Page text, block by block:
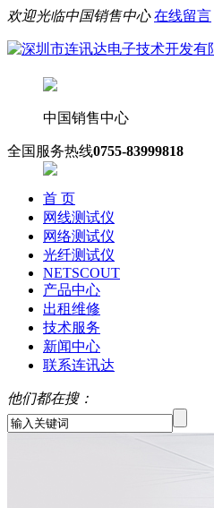
欢迎光临中国销售中心 在线留言
中国销售中心
全国服务热线0755-83999818
首 页
网线测试仪
网络测试仪
光纤测试仪
NETSCOUT
产品中心
出租维修
技术服务
新闻中心
联系连讯达
他们都在搜：